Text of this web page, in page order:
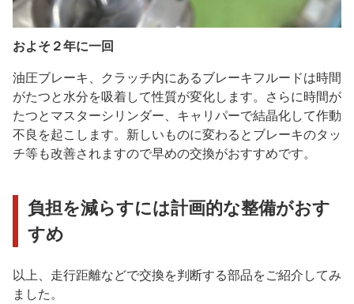
およそ２年に一回
油圧ブレーキ、クラッチ内にあるブレーキフルードは時間
がたつと水分を吸着して性質が変化します。さらに時間が
たつとマスターシリンダー、キャリパーで結晶化して作動
不良を起こします。新しいものに変わるとブレーキのタッ
チ等も改善されますので早めの交換がおすすめです。
負担を減らすには計画的な整備がおす
すめ
以上、走行距離などで交換を判断する部品をご紹介してみ
ました。